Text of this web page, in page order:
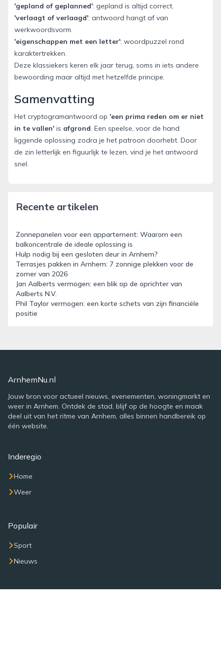
'gepland of geplanned': gepland is altijd correct.
'verlaagt of verlaagd': antwoord hangt af van
werkwoordsvorm.
'eigenschappen met een letter': woordpuzzel rond
karaktertrekken.
Deze klassiekers keren elk jaar terug, soms in iets andere
bewoording maar altijd met hetzelfde principe.
Samenvatting
Het cryptogramantwoord op 'een prima reden om er niet
in te vallen' is afgrond. Een speelse, voor de hand
liggende oplossing zodra je het patroon doorhebt. Door
de zin letterlijk en figuurlijk te lezen, vind je het antwoord
snel.
Recente artikelen
Zonnepanelen voor een appartement: Waarom een
balkoncentrale de ideale oplossing is
Hulp nodig bij een gesloten deur in Arnhem?
Terrasjes pakken in Arnhem: 7 zonnige plekken voor de
zomer van 2026
Jan Aalberts vermogen: een blik op de oprichter van
Aalberts N.V.
Phil Taylor vermogen: een korte schets van zijn financiële
positie
ArnhemNu.nl
Jouw bron voor actueel nieuws, evenementen, woningmarkt en
weer in Arnhem. Ontdek de stad, blijf op de hoogte en maak
deel uit van het ritme van Arnhem, alles binnen handbereik op
één website.
Inderegio
Home
Weer
Populair
Sport
Nieuws